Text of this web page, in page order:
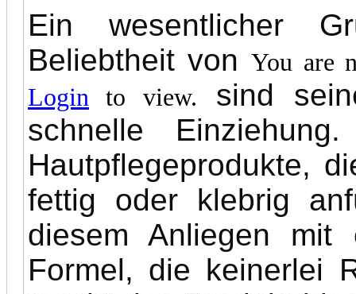
Ein wesentlicher
Beliebtheit vonYou are
Login to view.
sind
schnelle
Hautpflegeprodukte,
fettig oder klebrig
diesem Anliegen mit
Formel, die keinerlei